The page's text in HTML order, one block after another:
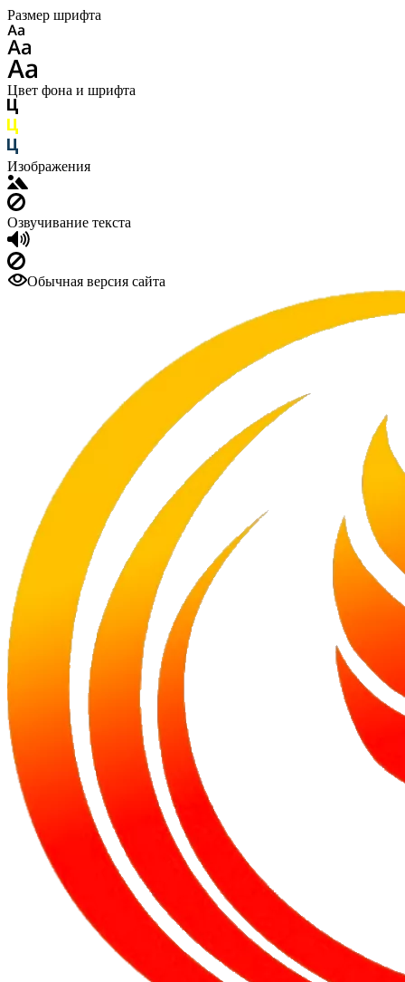
Размер шрифта
Цвет фона и шрифта
Изображения
Озвучивание текста
Обычная версия сайта